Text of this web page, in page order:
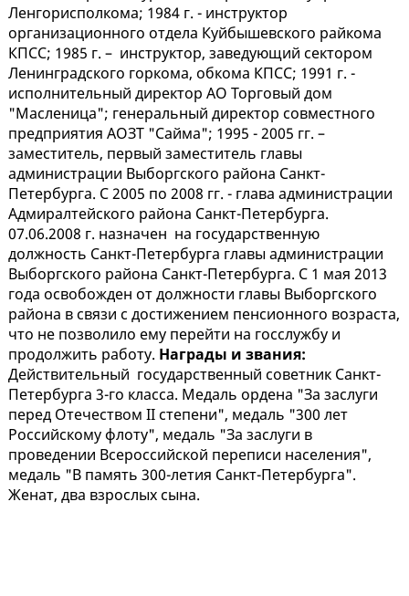
Ленгорисполкома; 1984 г. - инструктор
организационного отдела Куйбышевского райкома
КПСС; 1985 г. – инструктор, заведующий сектором
Ленинградского горкома, обкома КПСС; 1991 г. -
исполнительный директор АО Торговый дом
"Масленица"; генеральный директор совместного
предприятия АОЗТ "Сайма"; 1995 - 2005 гг. –
заместитель, первый заместитель главы
администрации Выборгского района Санкт-
Петербурга. С 2005 по 2008 гг. - глава администрации
Адмиралтейского района Санкт-Петербурга.
07.06.2008 г. назначен на государственную
должность Санкт-Петербурга главы администрации
Выборгского района Санкт-Петербурга. С 1 мая 2013
года освобожден от должности главы Выборгского
района в связи с достижением пенсионного возраста,
что не позволило ему перейти на госслужбу и
продолжить работу. Награды и звания:
Действительный государственный советник Санкт-
Петербурга 3-го класса. Медаль ордена "За заслуги
перед Отечеством II степени", медаль "300 лет
Российскому флоту", медаль "За заслуги в
проведении Всероссийской переписи населения",
медаль "В память 300-летия Санкт-Петербурга".
Женат, два взрослых сына.